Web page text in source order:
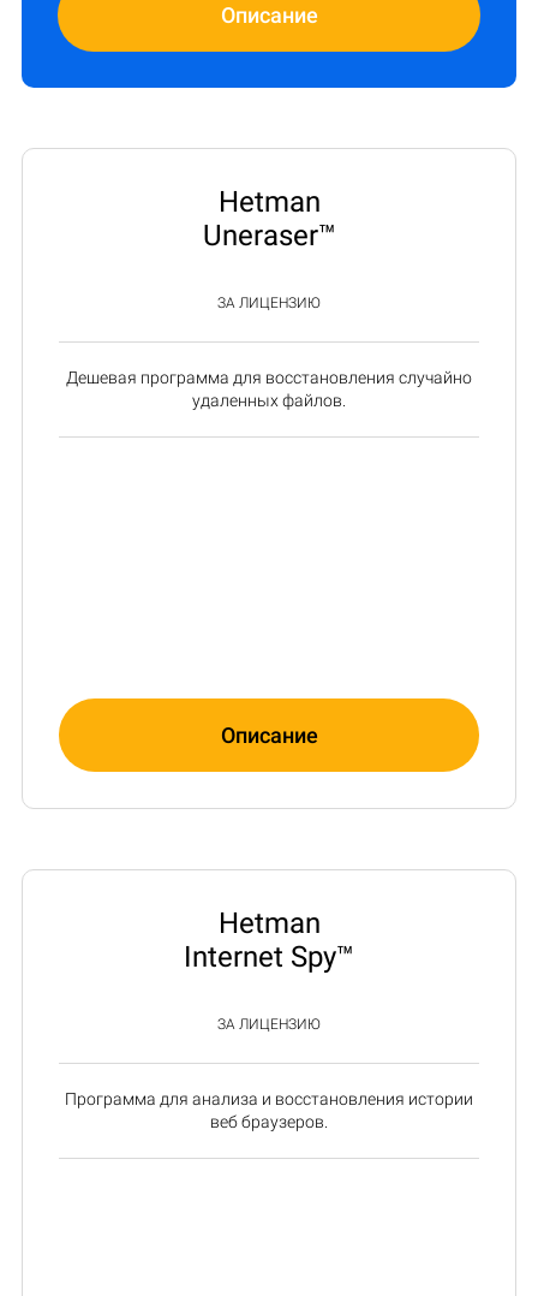
Описание
Hetman
Uneraser™
ЗА ЛИЦЕНЗИЮ
Дешевая программа для восстановления случайно
удаленных файлов.
Описание
Hetman
Internet Spy™
ЗА ЛИЦЕНЗИЮ
Программа для анализа и восстановления истории
веб браузеров.